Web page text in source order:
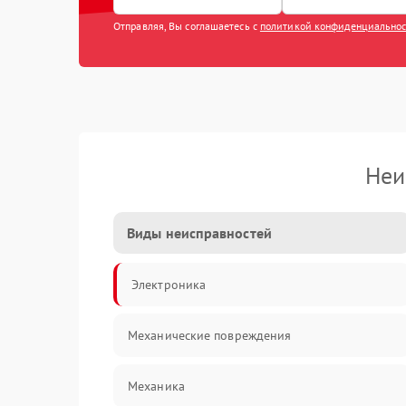
Отправляя, Вы соглашаетесь с политикой
Виды неисправностей
Электроника
Механические повреждения
Механика